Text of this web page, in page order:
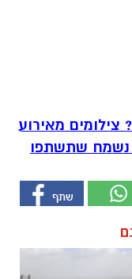
מאירוע
נשמח שתשתפו